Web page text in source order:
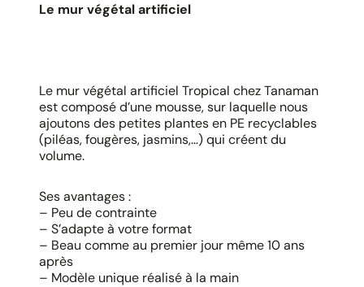
Le mur végétal artificiel
Le mur végétal artificiel Tropical chez Tanaman
est composé d’une mousse, sur laquelle nous
ajoutons des petites plantes en PE recyclables
(piléas, fougères, jasmins,…) qui créent du
volume.
Ses avantages :
– Peu de contrainte
– S’adapte à votre format
– Beau comme au premier jour même 10 ans
après
– Modèle unique réalisé à la main